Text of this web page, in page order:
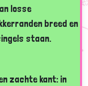
losse
breed en
staan.
zachte kant: in